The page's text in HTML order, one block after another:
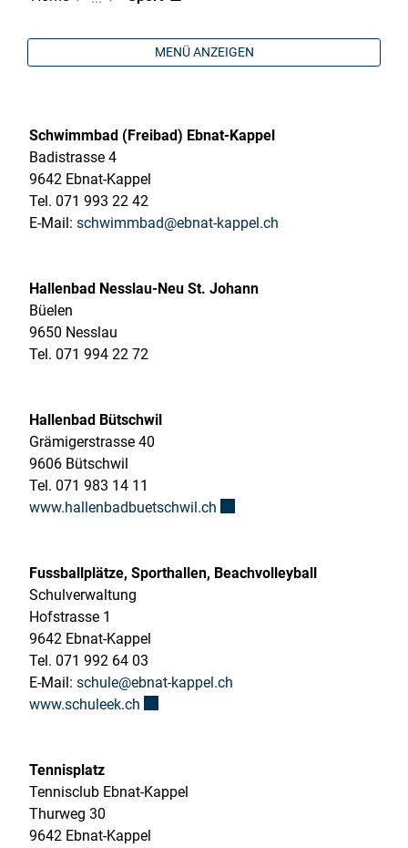
MENÜ ANZEIGEN
Schwimmbad (Freibad) Ebnat-Kappel
Badistrasse 4
9642 Ebnat-Kappel
Tel. 071 993 22 42
E-Mail: schwimmbad@ebnat-kappel.ch
Hallenbad Nesslau-Neu St. Johann
Büelen
9650 Nesslau
Tel. 071 994 22 72
Hallenbad Bütschwil
Grämigerstrasse 40
9606 Bütschwil
Tel. 071 983 14 11
www.hallenbadbuetschwil.ch
Fussballplätze, Sporthallen, Beachvolleyball
Schulverwaltung
Hofstrasse 1
9642 Ebnat-Kappel
Tel. 071 992 64 03
E-Mail: schule@ebnat-kappel.ch
www.schuleek.ch
Tennisplatz
Tennisclub Ebnat-Kappel
Thurweg 30
9642 Ebnat-Kappel